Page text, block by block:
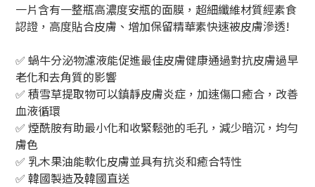
一片含有一整瓶高濃度安瓶的面膜，超細纖維材質經素食
認證，高度貼合皮膚、增加保留精華素快速被皮膚滲透!
✅ 蝸牛分泌物濾液能促進最佳皮膚健康通過對抗皮膚過早
老化和去角質的影響
✅ 積雪草提取物可以鎮靜皮膚炎症，加速傷口癒合，改善
血液循環
✅ 煙酰胺有助最小化和收緊鬆弛的毛孔，減少暗沉，均勻
膚色
✅ 乳木果油能軟化皮膚並具有抗炎和癒合特性
✅ 韓國製造及韓國直送